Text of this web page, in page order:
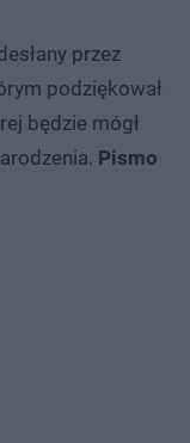
przez
podziękował
będzie mógł
Pismo